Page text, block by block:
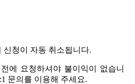
신청이 자동 취소됩니다.
에 요청하셔야 불이익이 없습니
문의를 이용해 주세요.